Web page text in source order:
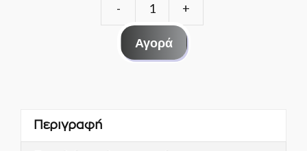
Αγορά
Περιγραφή